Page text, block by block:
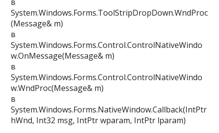
System.Windows.Forms.ToolStripDropDown.WndProc
(Message& m)
в
System.Windows.Forms.Control.ControlNativeWindo
w.OnMessage(Message& m)
в
System.Windows.Forms.Control.ControlNativeWindo
w.WndProc(Message& m)
в
System.Windows.Forms.NativeWindow.Callback(IntPtr
hWnd, Int32 msg, IntPtr wparam, IntPtr lparam)